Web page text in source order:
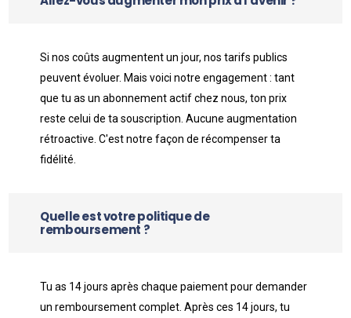
Si nos coûts augmentent un jour, nos tarifs publics
peuvent évoluer. Mais voici notre engagement : tant
que tu as un abonnement actif chez nous, ton prix
reste celui de ta souscription. Aucune augmentation
rétroactive. C'est notre façon de récompenser ta
fidélité.
Quelle est votre politique de
remboursement ?
Tu as 14 jours après chaque paiement pour demander
un remboursement complet. Après ces 14 jours, tu